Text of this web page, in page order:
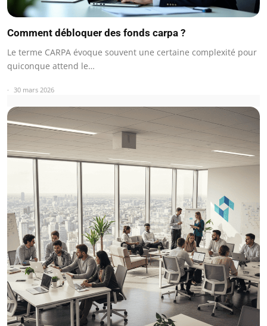
Comment débloquer des fonds carpa ?
Le terme CARPA évoque souvent une certaine complexité pour
quiconque attend le…
30 mars 2026